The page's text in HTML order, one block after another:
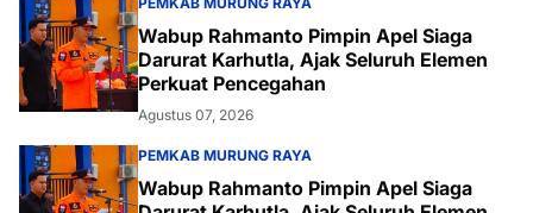
Wabup Rahmanto Pimpin Apel Siaga
Darurat Karhutla, Ajak Seluruh Elemen
Perkuat Pencegahan
Agustus 07, 2026
PEMKAB MURUNG RAYA
Wabup Rahmanto Pimpin Apel Siaga